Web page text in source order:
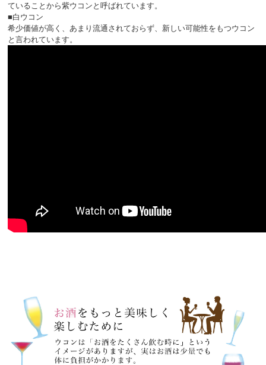
ていることから紫ウコンと呼ばれています。
■白ウコン
希少価値が高く、あまり流通されておらず、新しい可能性をもつウコン
と言われています。